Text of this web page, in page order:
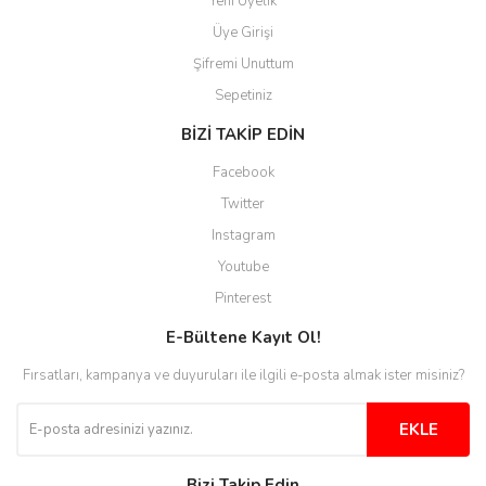
derecede beğendim
Üye Girişi
Şifremi Unuttum
Sepetiniz
BİZİ TAKİP EDİN
Facebook
Twitter
Instagram
Youtube
Pinterest
E-Bültene Kayıt Ol!
Fırsatları, kampanya ve duyuruları ile ilgili e-posta almak ister misiniz?
EKLE